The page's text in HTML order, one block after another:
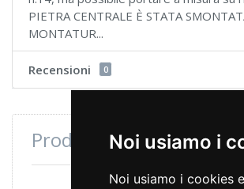
Noi usiamo i
Noi usiamo i cookies
PIETRA CENTRALE È STATA
MONTATUR...
Recensioni 0
Prodotti consultati di